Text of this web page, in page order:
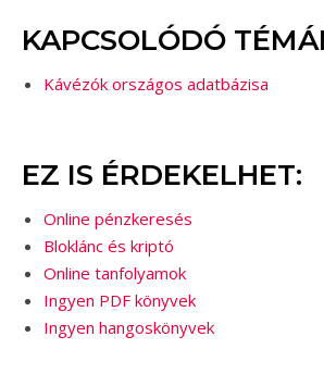
KAPCSOLÓDÓ
Kávézók országos adatbázisa
EZ IS ÉRDEKELHET:
Online pénzkeresés
Bloklánc és kriptó
Online tanfolyamok
Ingyen PDF könyvek
Ingyen hangoskönyvek